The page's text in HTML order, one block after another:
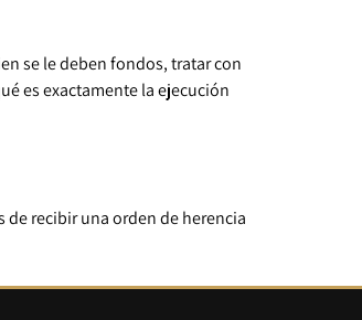
se le deben fondos, tratar con
es exactamente la ejecución
de recibir una orden de herencia